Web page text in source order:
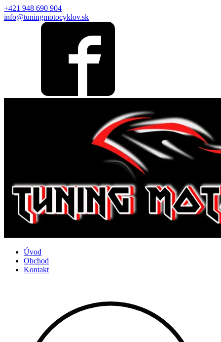
+421 948 690 904
info@tuningmotocyklov.sk
Úvod
Obchod
Kontakt